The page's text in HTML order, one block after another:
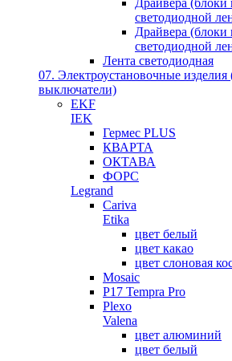
Драйвера (блоки
светодиодной
Драйвера (блоки
светодиодной
Лента светодиодная
07. Электроустановочные изделия
выключатели)
EKF
IEK
Гермес PLUS
КВАРТА
ОКТАВА
ФОРС
Legrand
Cariva
Etika
цвет белый
цвет какао
цвет слоновая
Mosaic
P17 Tempra Pro
Plexo
Valena
цвет алюминий
цвет белый